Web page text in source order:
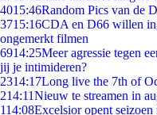
4015:46Random Pics van de
3715:16CDA en D66 willen
ongemerkt filmen
6914:25Meer agressie tegen
jij je intimideren?
2314:17Long live the 7th of
214:11Nieuw te streamen in
114:08Excelsior opent